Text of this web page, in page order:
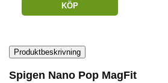
KÖP
Produktbeskrivning
Spigen Nano Pop MagFit